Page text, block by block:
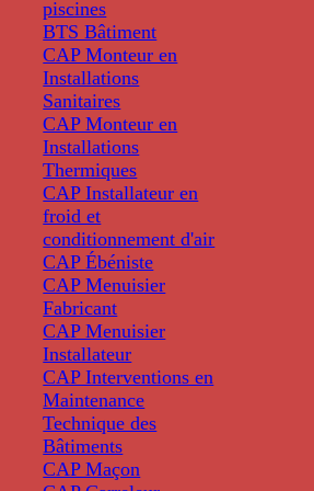
piscines
BTS Bâtiment
CAP Monteur en
Installations
Sanitaires
CAP Monteur en
Installations
Thermiques
CAP Installateur en
froid et
conditionnement d'air
CAP Ébéniste
CAP Menuisier
Fabricant
CAP Menuisier
Installateur
CAP Interventions en
Maintenance
Technique des
Bâtiments
CAP Maçon